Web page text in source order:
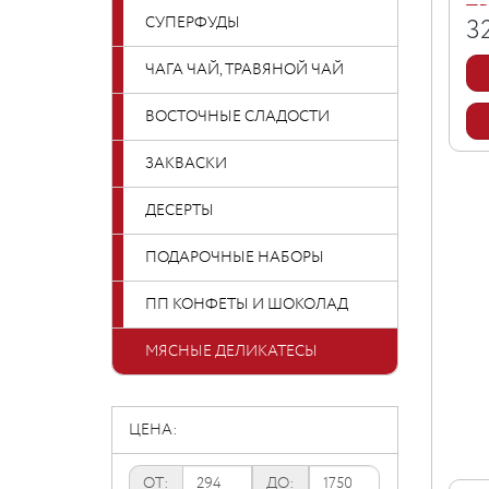
СУПЕРФУДЫ
ЧАГА ЧАЙ, ТРАВЯНОЙ ЧАЙ
ВОСТОЧНЫЕ СЛАДОСТИ
ЗАКВАСКИ
ДЕСЕРТЫ
ПОДАРОЧНЫЕ НАБОРЫ
ПП КОНФЕТЫ И ШОКОЛАД
МЯСНЫЕ ДЕЛИКАТЕСЫ
ЦЕНА:
ОТ: ДО: